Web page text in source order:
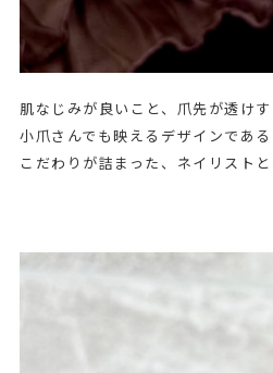
肌なじみが良いこと、爪先が透けす
小爪さんでも映えるデザインである
こだわりが詰まった、ネイリスト